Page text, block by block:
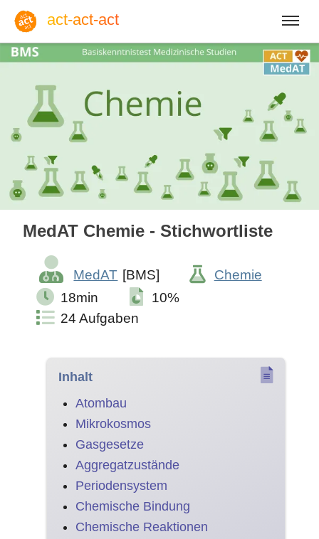
act-act-act
Anmelden
Blog
Do, 06. August 2026 | 32
Englisch Deutsch
MedAT Chemie - Stichwortliste
MedAT [BMS]
Chemie
18min
10%
24 Aufgaben
Inhalt
Atombau
Mikrokosmos
Gasgesetze
Aggregatzustände
Periodensystem
Chemische Bindung
Chemische Reaktionen